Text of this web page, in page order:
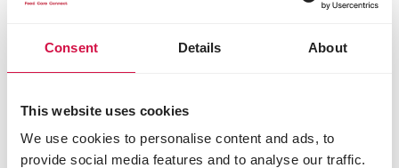
Consent Details About
This website uses cookies
We use cookies to personalise content and ads, to
provide social media features and to analyse our traffic.
Beratung für Ihr Tier